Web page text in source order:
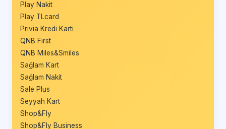
Play Nakit
Play TLcard
Privia Kredi Kartı
QNB First
QNB Miles&Smiles
Sağlam Kart
Sağlam Nakit
Sale Plus
Seyyah Kart
Shop&Fly
Shop&Fly Business